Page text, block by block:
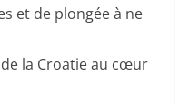
et de plongée à ne
la Croatie au cœur